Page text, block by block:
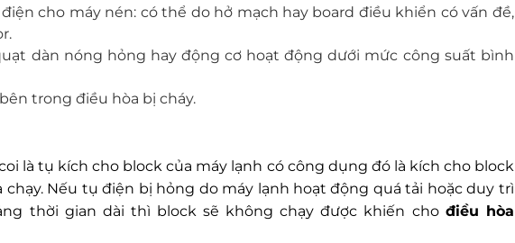
cho máy nén: có thể do hở mạch hay board điều khiển có vấn đề,
dàn nóng hỏng hay động cơ hoạt động dưới mức công suất bình
trong điều hòa bị cháy.
là tụ kích cho block của máy lạnh có công dụng đó là kích cho block
Nếu tụ điện bị hỏng do máy lạnh hoạt động quá tải hoặc duy trì
thời gian dài thì block sẽ không chạy được khiến cho điều hòa